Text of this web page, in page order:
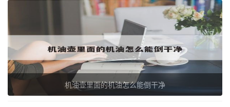
机油壶里面的机油怎么能倒干净